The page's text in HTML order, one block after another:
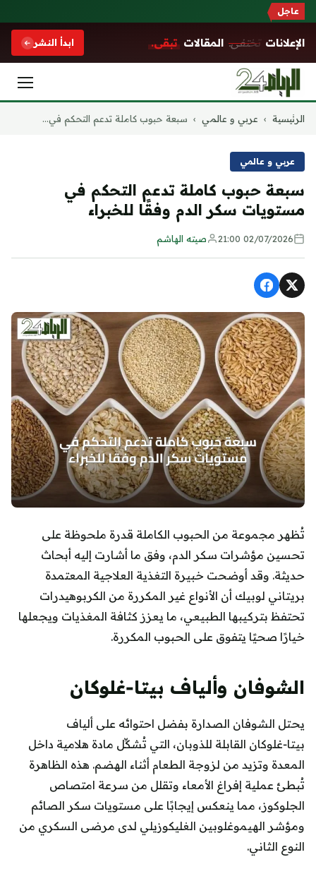
عاجل
الإعلانات تختفي. المقالات تبقى. ابدأ النشر
التجاوز
الرئيسية › عربي و عالمي › سبعة حبوب كاملة تدعم التحكم في...
عربي و عالمي
سبعة حبوب كاملة تدعم التحكم في
مستويات سكر الدم وفقًا للخبراء
02/07/2026 21:00 صيته الهاشم
تُظهر مجموعة من الحبوب الكاملة قدرة ملحوظة على
تحسين مؤشرات سكر الدم، وفق ما أشارت إليه أبحاث
حديثة. وقد أوضحت خبيرة التغذية العلاجية المعتمدة
بريتاني لوبيك أن الأنواع غير المكررة من الكربوهيدرات
تحتفظ بتركيبها الطبيعي، ما يعزز كثافة المغذيات ويجعلها
خيارًا صحيًا يتفوق على الحبوب المكررة.
الشوفان وألياف بيتا‑غلوكان
يحتل الشوفان الصدارة بفضل احتوائه على ألياف
بيتا‑غلوكان القابلة للذوبان، التي تُشكِّل مادة هلامية داخل
المعدة وتزيد من لزوجة الطعام أثناء الهضم. هذه الظاهرة
تُبطئ عملية إفراغ الأمعاء وتقلل من سرعة امتصاص
الجلوكوز، مما ينعكس إيجابًا على مستويات سكر الصائم
ومؤشر الهيموغلوبين الغليكوزيلي لدى مرضى السكري من
النوع الثاني.